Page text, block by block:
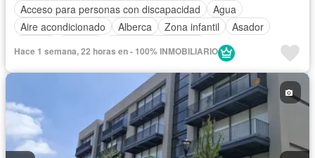
Acceso para personas con discapacidad
Agua
Aire acondicionado
Alberca Zona infantil
Asador
Cocina equipada
Cuarto de Limpieza
Elevador Estacionamiento
Gas natural
Gimnasio
Internet Jacuzzi Jardín
Despacho
Recámara con closet
Azotea Sala polivalente
Sauna
Seguridad
Televisión por cable
Terraza
Hace 1 semana, 22 horas en - 100% INMOBILIARIO